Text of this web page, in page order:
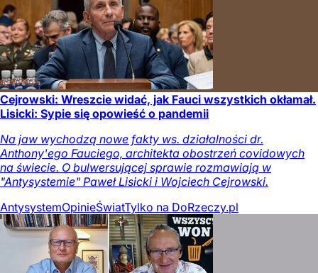
Cejrowski: Wreszcie widać, jak Fauci wszystkich okłamał.
Lisicki: Sypie się opowieść o pandemii
Na jaw wychodzą nowe fakty ws. działalności dr.
Anthony'ego Fauciego, architekta obostrzeń covidowych
na świecie. O bulwersującej sprawie rozmawiają w
"Antysystemie" Paweł Lisicki i Wojciech Cejrowski.
AntysystemOpinieŚwiatTylko na DoRzeczy.pl